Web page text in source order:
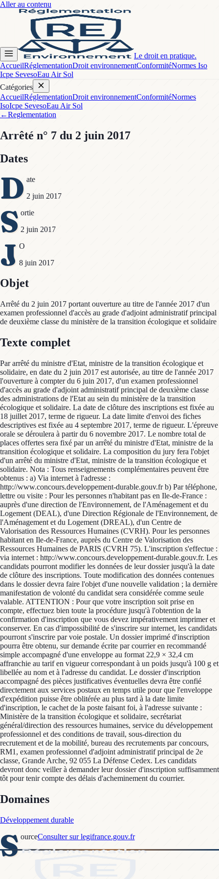
Aller au contenu
Le droit en pratique.
AccueilRéglementationDroit environnementConformitéNormes Iso
Icpe SevesoEau Air Sol
Catégories
AccueilRéglementationDroit environnementConformitéNormes
IsoIcpe SevesoEau Air Sol
←Reglementation
Arrêté n° 7 du 2 juin 2017
Dates
D ate
2 juin 2017
S ortie
2 juin 2017
J O
8 juin 2017
Objet
Arrêté du 2 juin 2017 portant ouverture au titre de l'année 2017 d'un
examen professionnel d'accès au grade d'adjoint administratif principal
de deuxième classe du ministère de la transition écologique et solidaire
Texte complet
Par arrêté du ministre d'Etat, ministre de la transition écologique et
solidaire, en date du 2 juin 2017 est autorisée, au titre de l'année 2017
l'ouverture à compter du 6 juin 2017, d'un examen professionnel
d'accès au grade d'adjoint administratif principal de deuxième classe
des administrations de l'Etat au sein du ministère de la transition
écologique et solidaire. La date de clôture des inscriptions est fixée au
18 juillet 2017, terme de rigueur. La date limite d'envoi des fiches
descriptives est fixée au 4 septembre 2017, terme de rigueur. L'épreuve
orale se déroulera à partir du 6 novembre 2017. Le nombre total de
places offertes sera fixé par un arrêté du ministre d'Etat, ministre de la
transition écologique et solidaire. La composition du jury fera l'objet
d'un arrêté du ministre d'Etat, ministre de la transition écologique et
solidaire. Nota : Tous renseignements complémentaires peuvent être
obtenus : a) Via internet à l'adresse :
http://www.concours.developpement-durable.gouv.fr b) Par téléphone,
lettre ou visite : Pour les personnes n'habitant pas en Ile-de-France :
auprès d'une direction de l'Environnement, de l'Aménagement et du
Logement (DEAL), d'une Direction Régionale de l'Environnement, de
l'Aménagement et du Logement (DREAL), d'un Centre de
Valorisation des Ressources Humaines (CVRH). Pour les personnes
habitant en Ile-de-France, auprès du Centre de Valorisation des
Ressources Humaines de PARIS (CVRH 75). L'inscription s'effectue :
via internet : http://www.concours.developpement-durable.gouv.fr. Les
candidats pourront modifier les données de leur dossier jusqu'à la date
de clôture des inscriptions. Toute modification des données contenues
dans le dossier devra faire l'objet d'une nouvelle validation ; la dernière
manifestation de volonté du candidat sera considérée comme seule
valable. ATTENTION : Pour que votre inscription soit prise en
compte, effectuez bien toute la procédure jusqu'à l'obtention de la
confirmation d'inscription que vous devez impérativement imprimer et
conserver. En cas d'impossibilité de s'inscrire sur internet, les candidats
pourront s'inscrire par voie postale. Un dossier imprimé d'inscription
pourra être obtenu, sur demande écrite par courrier en recommandé
simple accompagné d'une enveloppe au format 22,9 × 32,4 cm
affranchie au tarif en vigueur correspondant à un poids jusqu'à 100 g et
libellée au nom et à l'adresse du candidat. Le dossier d'inscription
accompagné des pièces justificatives éventuelles devra être confié
directement aux services postaux en temps utile pour que l'enveloppe
d'expédition puisse être oblitérée au plus tard à la date limite
d'inscription, le cachet de la poste faisant foi, à l'adresse suivante :
Ministère de la transition écologique et solidaire, secrétariat
général/direction des ressources humaines, service du développement
professionnel et des conditions de travail, sous-direction du
recrutement et de la mobilité, bureau des recrutements par concours,
RM1, examen professionnel d'adjoint administratif principal de 2e
classe, Grande Arche, 92 055 La Défense Cedex. Les candidats
devront donc veiller à demander leur dossier d'inscription suffisamment
tôt pour tenir compte des délais d'acheminement du courrier.
Domaines
Développement durable
S ourceConsulter sur legifrance.gouv.fr